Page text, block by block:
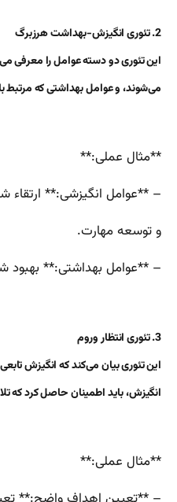
2. تئوری انگیزش-بهداشت هرزبرگ
این تئوری دو دسته عوامل را معرفی
می‌شوند، و عوامل بهداشتی که مرتبط
**مثال عملی:**
– **عوامل انگیزشی:** ارتقاء
و توسعه مهارت.
– **عوامل بهداشتی:** بهبود
3. تئوری انتظار وروم
این تئوری بیان می‌کند که انگیزش
انگیزش، باید اطمینان حاصل کرد که
**مثال عملی:**